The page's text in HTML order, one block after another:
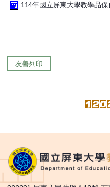
114年國立屏東大學教學品
友善列印
:::